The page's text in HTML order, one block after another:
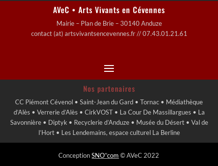
AVeC • Arts Vivants en Cévennes
Mairie – Plan de Brie – 30140 Anduze
contact (at) artsvivantsencevennes.fr // 07.43.01.21.61
Nos partenaires
CC Piémont Cévenol • Saint-Jean du Gard • Tornac • Médiathèque
d’Alès • Verrerie d’Alès • CirkVOST • La Cour De Massillargues • La
Savonnière • Diptyk • Recyclerie d’Anduze • Musée du Désert • Val de
l’Hort • Les Lendemains, espace culturel La Berline
ConceptionSNO’‘com © AVeC 2022